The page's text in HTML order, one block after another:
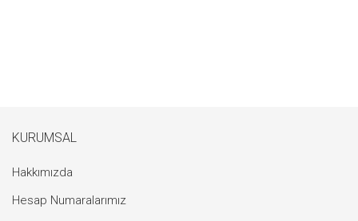
KURUMSAL
Hakkımızda
Hesap Numaralarımız